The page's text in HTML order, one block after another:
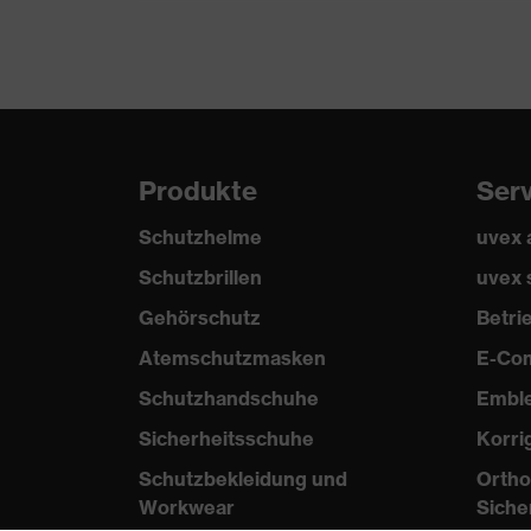
49 % Baumwolle, 49 %
Polyester
Oberstoff 2 inkl.
Anteil
Material
Passform Regular Fit
Untertypen
Verschluss
Produkte
Schutzhelme
Schutzbrillen
Gehörschutz
Atemschutzmasken
Schutzhandschuhe
Sicherheitsschuhe
Schutzbekleidung und
Workwear
uvex
uvex
E-